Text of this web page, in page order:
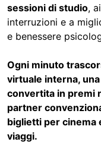
sessioni di studio,
interruzioni e a
e benessere
Ogni minuto
virtuale interna,
convertita in premi
partner
biglietti per cinema
viaggi.